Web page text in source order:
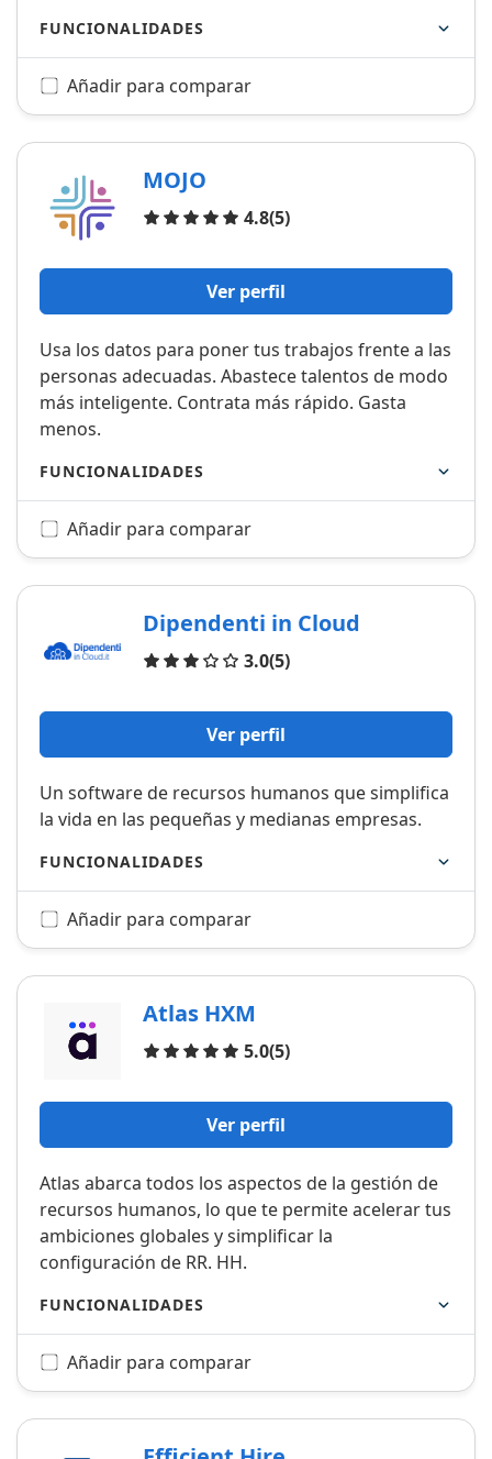
FUNCIONALIDADES
Añadir para comparar
MOJO
4.8(5)
Opiniones
Ver perfil
Usa los datos para poner tus trabajos frente a las
personas adecuadas. Abastece talentos de modo
más inteligente. Contrata más rápido. Gasta
menos.
FUNCIONALIDADES
Añadir para comparar
Dipendenti in Cloud
3.0(5)
Opiniones
Ver perfil
Un software de recursos humanos que simplifica
la vida en las pequeñas y medianas empresas.
FUNCIONALIDADES
Añadir para comparar
Atlas HXM
5.0(5)
Opiniones
Ver perfil
Atlas abarca todos los aspectos de la gestión de
recursos humanos, lo que te permite acelerar tus
ambiciones globales y simplificar la
configuración de RR. HH.
FUNCIONALIDADES
Añadir para comparar